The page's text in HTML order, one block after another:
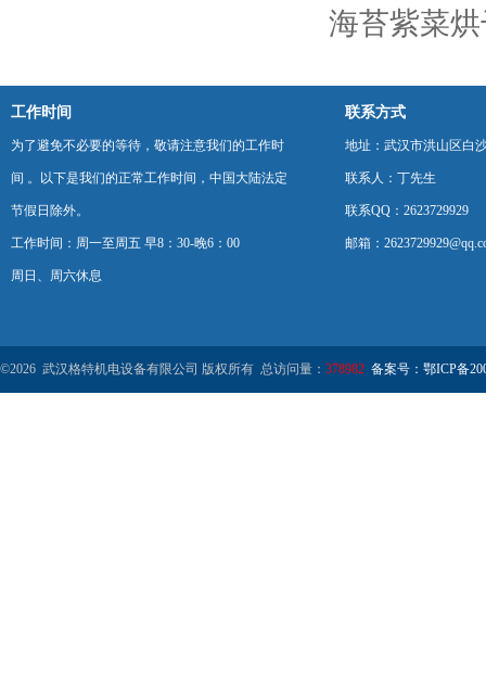
海苔紫菜
工作时间
为了避免不必要的等待，敬请注意我们的工作时
间 。以下是我们的正常工作时间，中国大陆法定
节假日除外。
工作时间：周一至周五 早8：30-晚6：00
周日、周六休息
联系方式
地址：武汉市洪山区白
联系人：丁先生
联系QQ：2623729929
邮箱：
©2026 武汉格特机电设备有限公司 版权所有 总访问量： 378982 备案号：鄂ICP备